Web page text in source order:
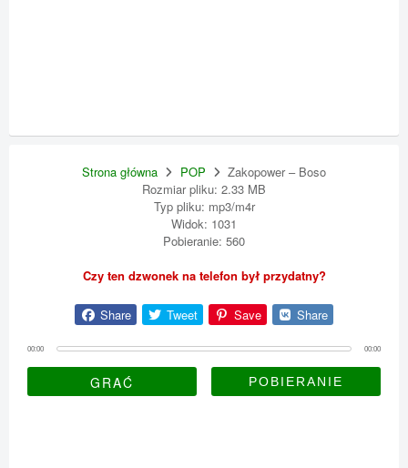
Strona główna POP
Zakopower – Boso
Rozmiar pliku: 2.33 MB
Typ pliku: mp3/m4r
Widok: 1031
Pobieranie: 560
Czy ten dzwonek na telefon był przydatny?
Share Tweet Save Share
00:00 00:00
GRAĆ